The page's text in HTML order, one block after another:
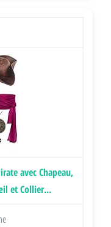
avec Chapeau,
et Collier...